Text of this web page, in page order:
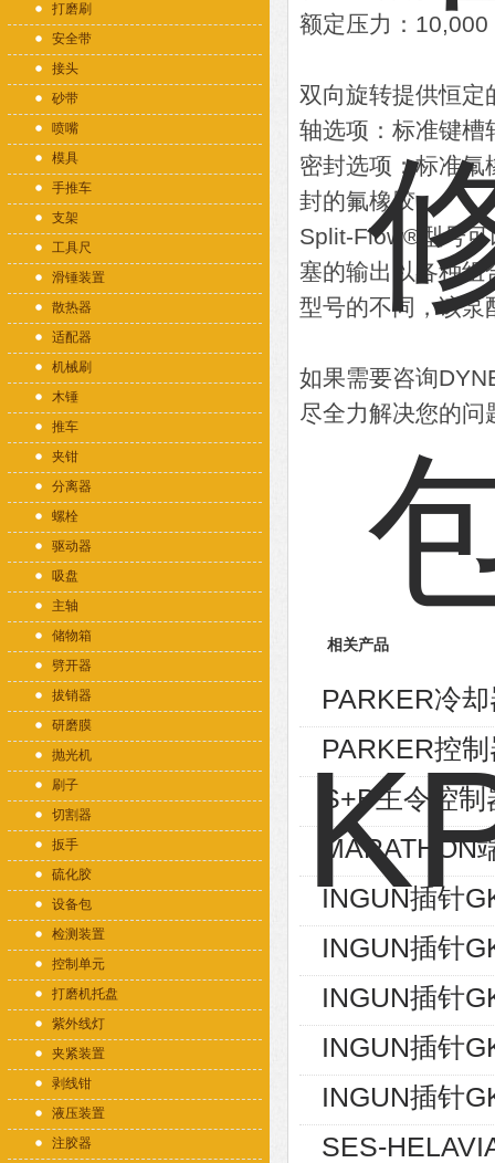
打磨刷
安全带
接头
砂带
喷嘴
模具
手推车
支架
工具尺
滑锤装置
散热器
适配器
机械刷
木锤
推车
夹钳
分离器
螺栓
驱动器
吸盘
主轴
储物箱
劈开器
拔销器
研磨膜
抛光机
刷子
切割器
扳手
硫化胶
设备包
检测装置
控制单元
打磨机托盘
紫外线灯
夹紧装置
剥线钳
液压装置
注胶器
额定压力：
双向旋转提供恒定
轴选项：标准键槽
密封选项：标准氟
封的氟橡胶。
Split-Flow®型号可
塞的输出以各种组
型号的不同，该泵
如果需要咨询
尽全力解决您的问
相关产品
PARKER冷
PARKER控
S+B主令控
MARATHON
INGUN插针
INGUN插针
INGUN插针
INGUN插针
INGUN插针
SES-